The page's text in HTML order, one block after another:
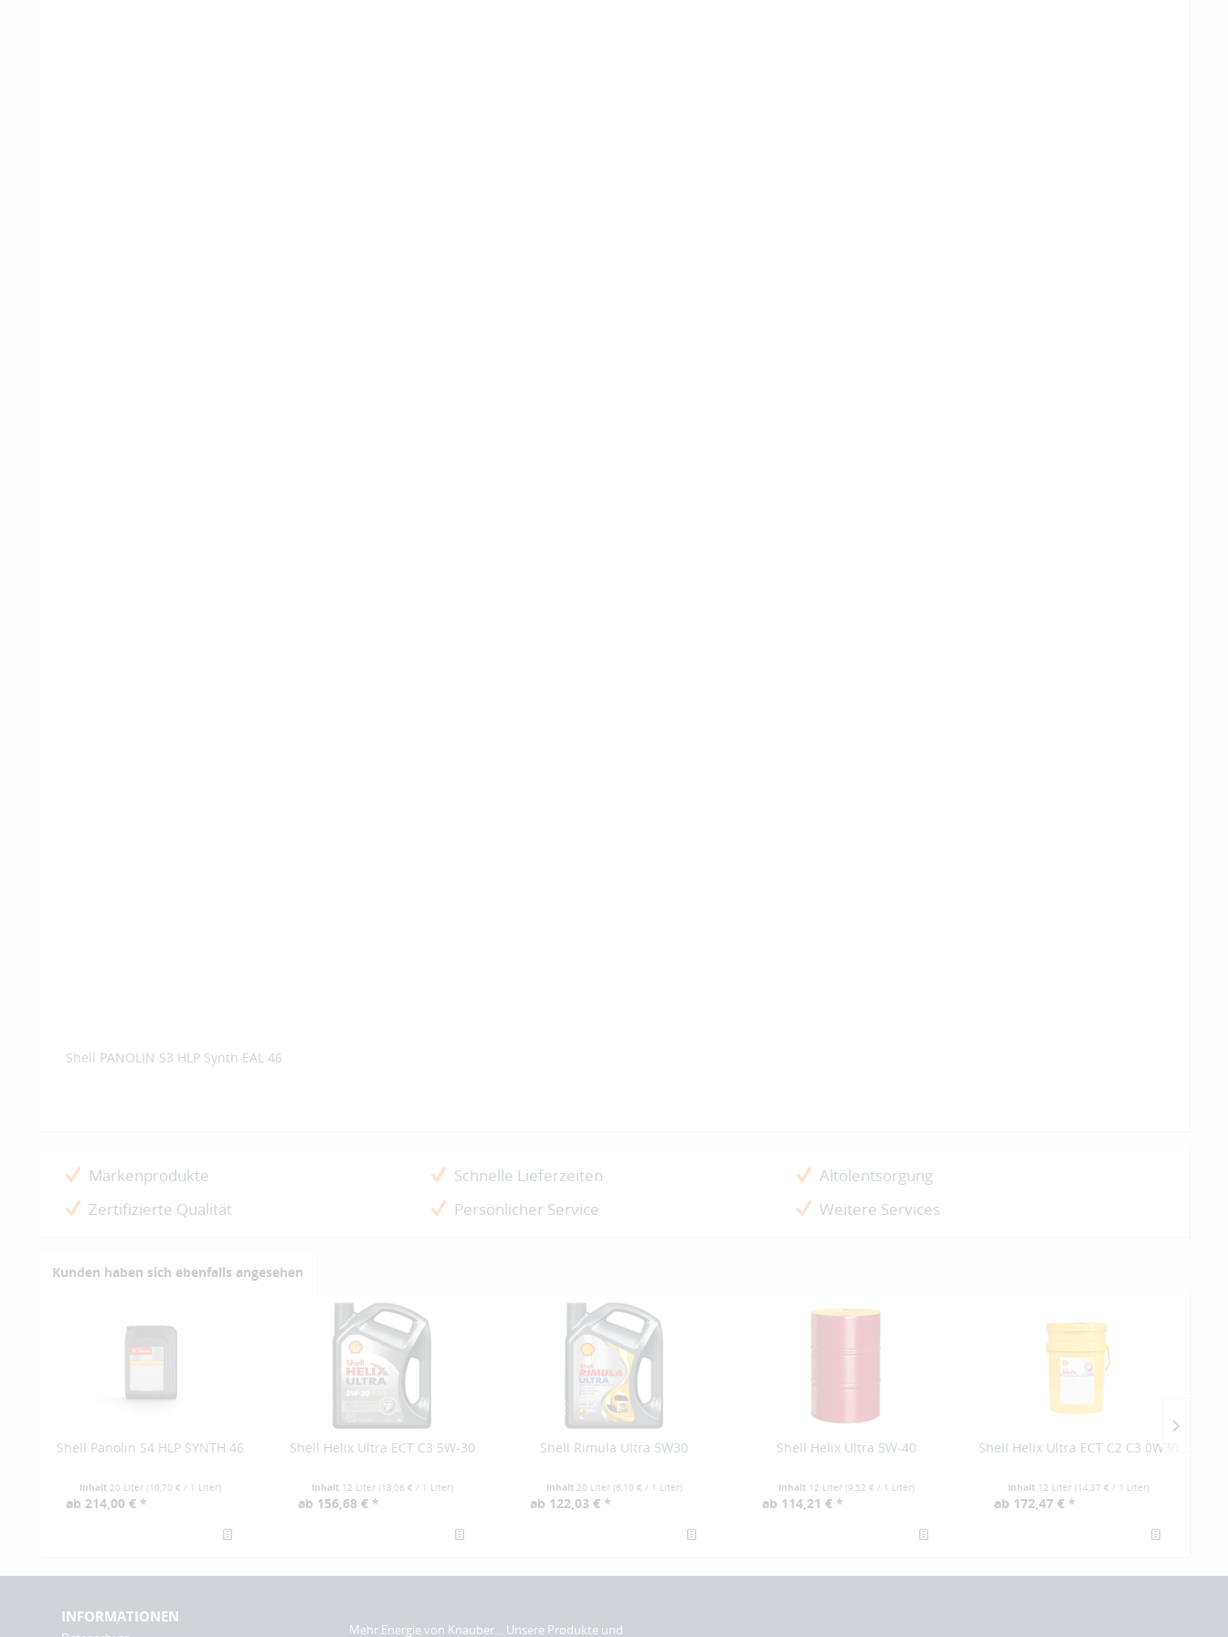
Shell PANOLIN S3 HLP Synth EAL 46
Markenprodukte Schnelle Lieferzeiten
Altölentsorgung
Zertifizierte Qualität
Persönlicher Service Weitere Services
Kunden haben sich ebenfalls angesehen
Shell Panolin S4 HLP SYNTH 46
Inhalt 20 Liter (10,70 € / 1 Liter)
ab 214,00 € *
Shell Helix Ultra ECT C3 5W-30
Inhalt 12 Liter (13,06 € / 1 Liter)
ab 156,68 € *
Shell Rimula Ultra 5W30
Inhalt 20 Liter (6,10 € / 1 Liter)
ab 122,03 € *
Shell Helix Ultra 5W-40
Inhalt 12 Liter (9,52 € / 1 Liter)
ab 114,21 € *
Shell Helix Ultra ECT C2 C3 0W30
Inhalt 12 Liter (14,37 € / 1 Liter)
ab 172,47 € *
INFORMATIONEN
Mehr Energie von Knauber… Unsere Produkte und